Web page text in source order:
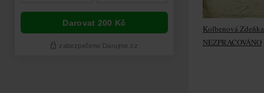
Kolbenová
NEZPRACOVÁNO